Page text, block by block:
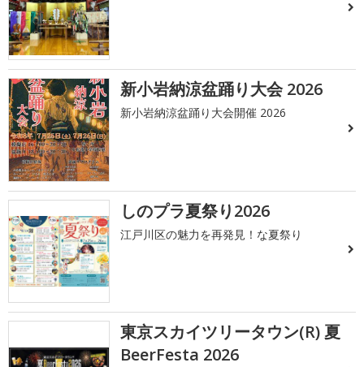
新小岩納涼盆踊り大会 2026
新小岩納涼盆踊り大会開催 2026
しのプラ夏祭り2026
江戸川区の魅力を再発見！な夏祭り
東京スカイツリータウン(R) 夏
BeerFesta 2026